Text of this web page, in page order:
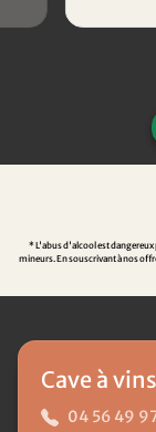
* L'abus d'alcool est dangereux
mineurs. En souscrivant à nos
Cave à
04 56 49